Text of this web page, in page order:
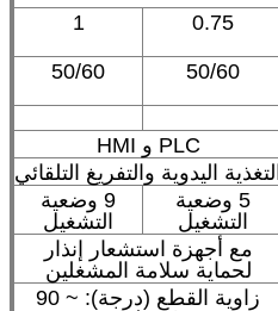
0.75
1
50/60
50/60
PLC و HMI
التغذية اليدوية والتفريغ التلقائي
5 وضعية
التشغيل
9 وضعية
التشغيل
مع أجهزة استشعار إنذار
لحماية سلامة المشغلين
زاوية القطع (درجة): ~ 90